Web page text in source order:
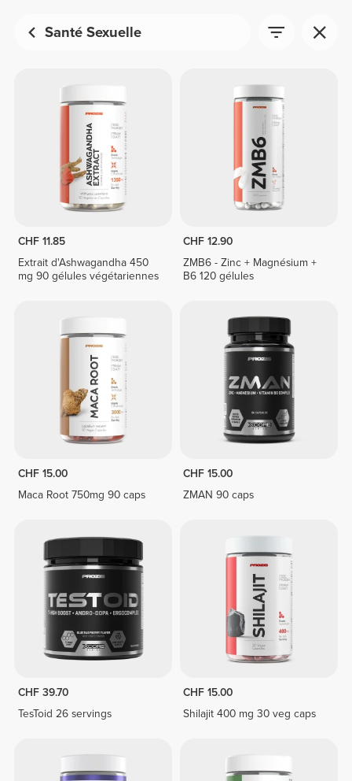
Santé Sexuelle
CHF 11.85
Extrait d'Ashwagandha 450
mg 90 gélules végétariennes
CHF 12.90
ZMB6 - Zinc + Magnésium +
B6 120 gélules
CHF 15.00
Maca Root 750mg 90 caps
CHF 15.00
ZMAN 90 caps
CHF 39.70
TesToid 26 servings
CHF 15.00
Shilajit 400 mg 30 veg caps